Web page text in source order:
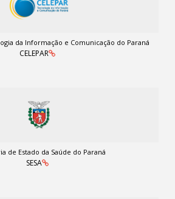
da Informação e Comunicação do Paraná
CELEPAR
de Estado da Saúde do Paraná
SESA